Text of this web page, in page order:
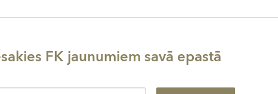
FK jaunumiem savā epastā